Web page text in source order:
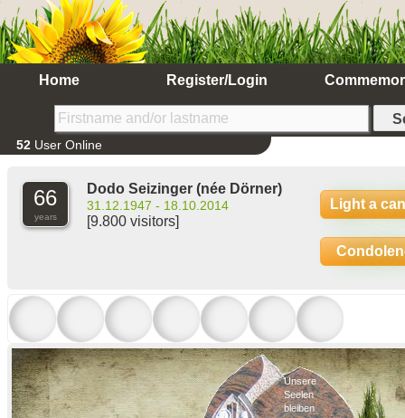
Home Register/Login
52 User Online
66
years
Dodo Seizinger (née Dörner)
31.12.1947 - 18.10.2014
[9.800 visitors]
Light a
Unsere
Seelen
bleiben